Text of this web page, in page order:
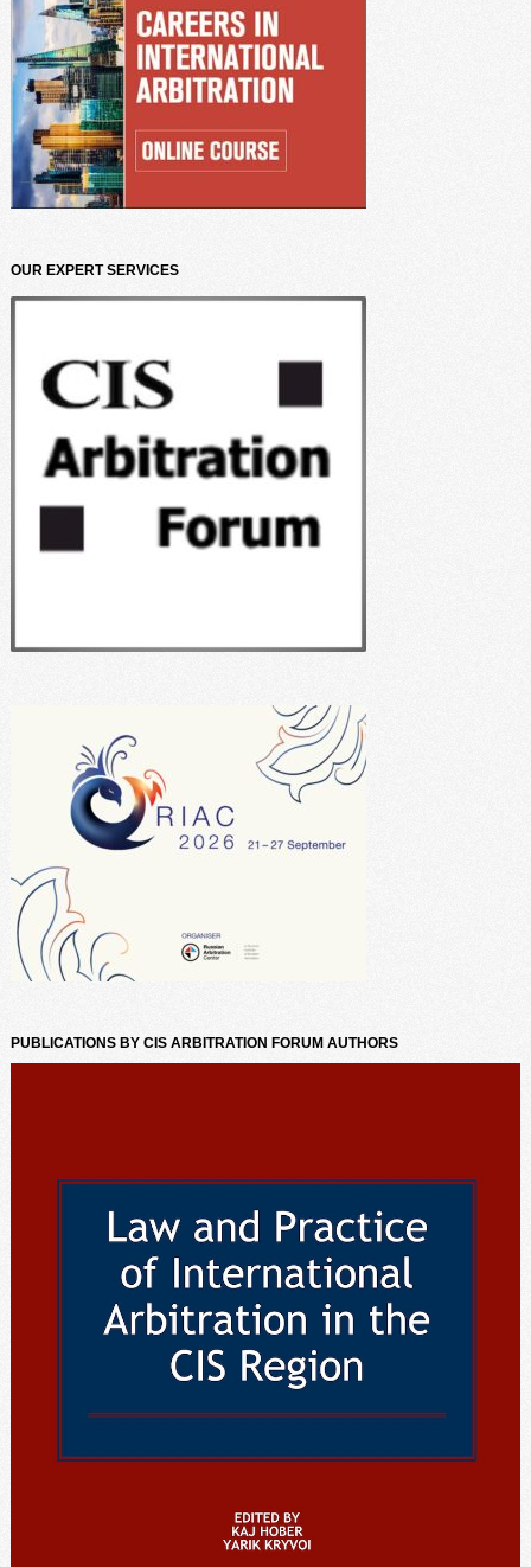
OUR EXPERT SERVICES
PUBLICATIONS BY CIS ARBITRATION FORUM AUTHORS